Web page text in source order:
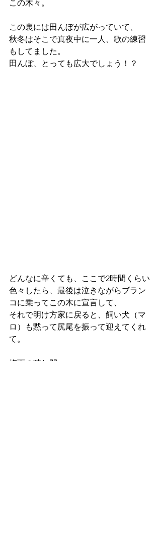
この木々。
この裏には田んぼが広がっていて、
秋冬はそこで真夜中に一人、歌の練習
もしてました。
田んぼ、とっても広大でしょう！？
どんなに辛くても、ここで2時間くらい
色々したら、最後は泣きながらブラン
コに乗ってこの木に宣言して、
それで明け方家に戻ると、飼い犬（マ
ロ）も黙って尻尾を振って迎えてくれ
て。
梅雨の晴れ間